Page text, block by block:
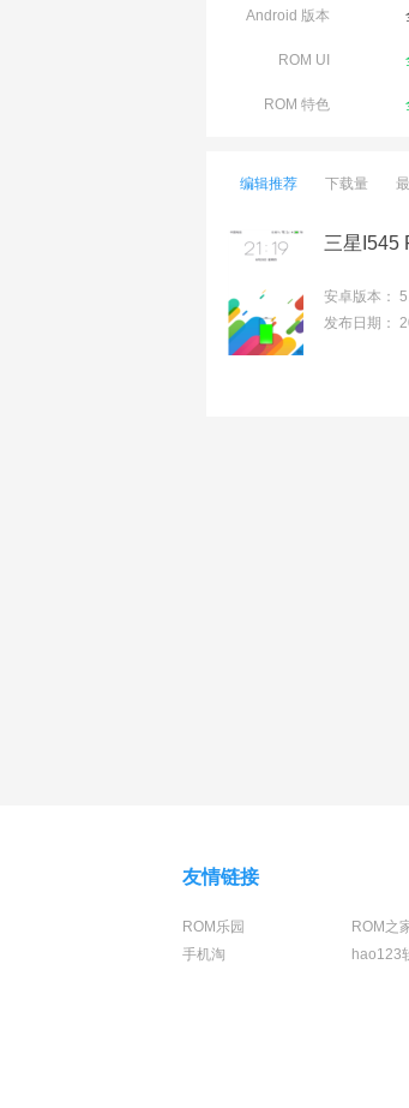
Android 版本
ROM UI
ROM 特色
编辑推荐 下载量
三星I545
安卓版本：
发布日期：
友情链接
ROM乐园 ROM之
手机淘
hao123